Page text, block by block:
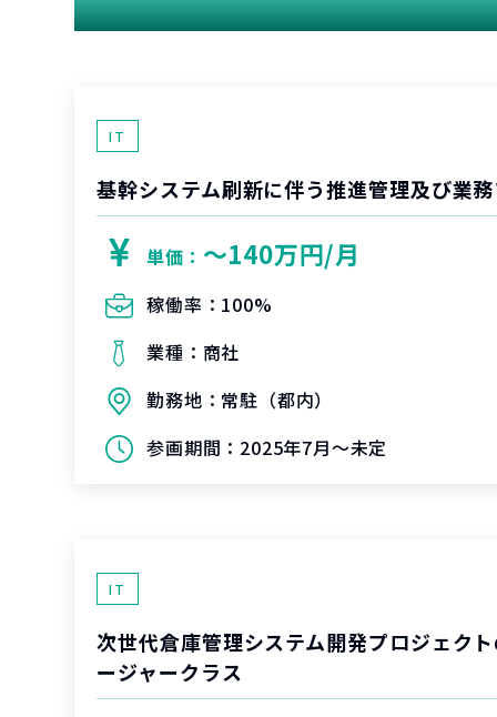
IT
基幹システム刷新に伴う推進管理及び業
単価： 〜140万円/月
稼働率： 100%
業種： 商社
勤務地： 常駐（都内）
参画期間： 2025年7月～未定
IT
次世代倉庫管理システム開発プロジェク
ージャークラス